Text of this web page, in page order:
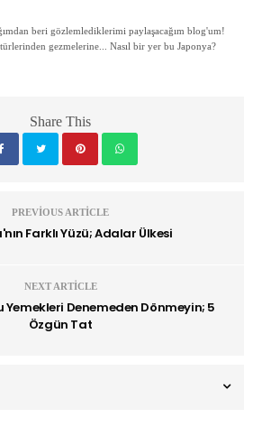
beri gözlemlediklerimi paylaşacağım blog'um!
gezmelerine... Nasıl bir yer bu Japonya?
Share This
PREVIOUS ARTICLE
Farklı Yüzü; Adalar Ülkesi
NEXT ARTICLE
Denemeden Dönmeyin; 5
Özgün Tat